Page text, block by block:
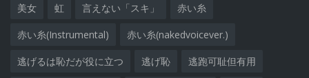
美女 虹 言えない「スキ」 赤い糸
赤い糸(Instrumental) 赤い糸(nakedvoicever.)
逃げるは恥だが役に立つ 逃げ恥 逃跑可耻但有用